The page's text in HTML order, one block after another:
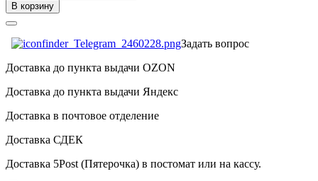
В корзину
Задать вопрос
Доставка до пункта выдачи OZON
Доставка до пункта выдачи Яндекс
Доставка в почтовое отделение
Доставка СДЕК
Доставка 5Post (Пятерочка) в постомат или на кассу.